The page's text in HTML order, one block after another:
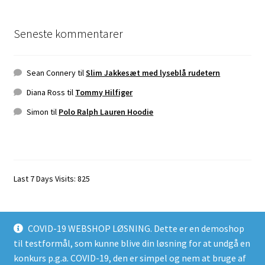
Seneste kommentarer
Sean ConnerytilSlim Jakkesæt med lyseblå rudetern
Diana Ross til Tommy Hilfiger
Simon til Polo Ralph Lauren Hoodie
Last 7 Days Visits: 825
COVID-19 WEBSHOP LØSNING. Dette er en demoshop
til testformål, som kunne blive din løsning for at undgå en
konkurs p.g.a. COVID-19, den er simpel og nem at bruge af